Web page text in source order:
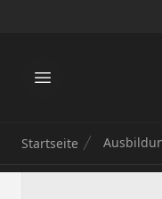
Startseite